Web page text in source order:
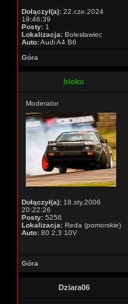
Dołączył(a): 22.cze.2024
19:46:39
Posty: 1
Lokalizacja: Bolesławiec
Auto:Audi A4 B6
Góra
bloku
Moderator
Dołączył(a): 18.sty.2006
20:22:26
Posty: 5256
Lokalizacja: Reda (pomorskie)
Auto: 80 2,3 10V
Góra
Dziara06